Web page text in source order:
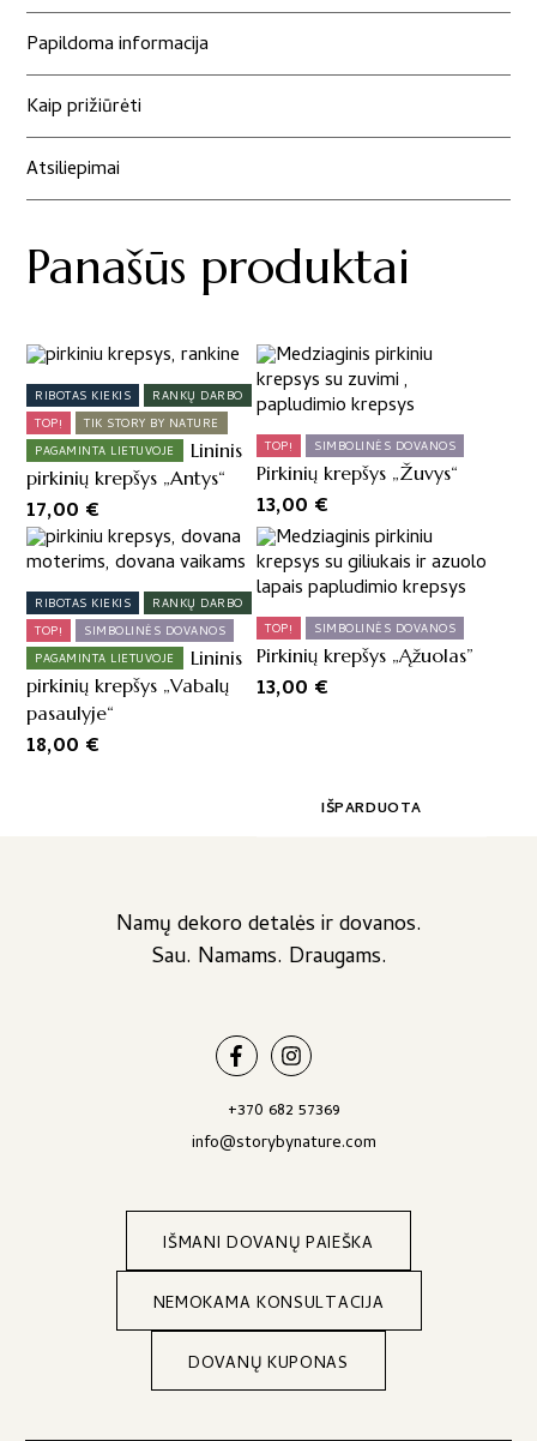
Papildoma informacija
Kaip prižiūrėti
Atsiliepimai
Panašūs produktai
RIBOTAS KIEKIS
RANKŲ DARBO
TOP!
TIK STORY BY NATURE
PAGAMINTA LIETUVOJE
Lininis
pirkinių krepšys „Antys“
17,00 €
TOP! SIMBOLINĖS DOVANOS
Pirkinių krepšys „Žuvys“
13,00 €
RIBOTAS KIEKIS
RANKŲ DARBO
TOP!
SIMBOLINĖS DOVANOS
PAGAMINTA LIETUVOJE
Lininis
pirkinių krepšys „Vabalų
pasaulyje“
18,00 €
TOP! SIMBOLINĖS DOVANOS
Pirkinių krepšys „Ąžuolas”
13,00 €
IŠPARDUOTA
Namų dekoro detalės ir dovanos.
Sau. Namams. Draugams.
+370 682 57369
info@storybynature.com
IŠMANI DOVANŲ PAIEŠKA
NEMOKAMA KONSULTACIJA
DOVANŲ KUPONAS